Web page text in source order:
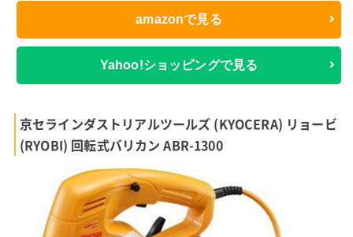
amazonで見る
Yahoo!ショッピングで見る
京セラインダストリアルツールズ (KYOCERA) リョービ
(RYOBI) 回転式バリカン ABR-1300